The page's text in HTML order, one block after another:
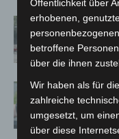
Öffentlichkeit über
erhobenen,
betroffene
über die ihnen
Wir haben als für
zahlreiche
umgesetzt, um
über diese